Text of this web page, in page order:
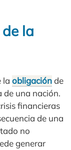
la
la obligaciónde
de una nación.
financieras
de una
no
generar